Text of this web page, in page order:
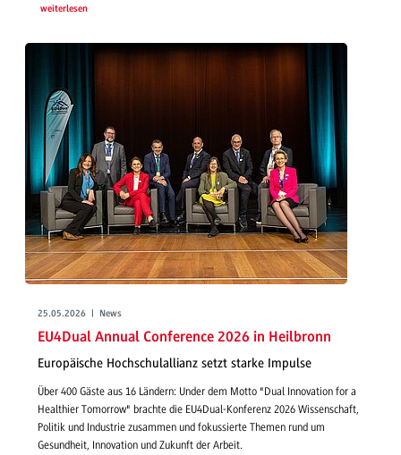
weiterlesen
25.05.2026 | News
EU4Dual Annual Conference 2026 in Heilbronn
Europäische Hochschulallianz setzt starke Impulse
Über 400 Gäste aus 16 Ländern: Under dem Motto "Dual Innovation for a
Healthier Tomorrow" brachte die EU4Dual-Konferenz 2026 Wissenschaft,
Politik und Industrie zusammen und fokussierte Themen rund um
Gesundheit, Innovation und Zukunft der Arbeit.